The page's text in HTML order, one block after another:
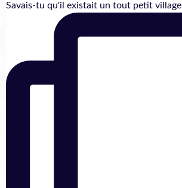
Savais-tu qu'il existait un tout petit village